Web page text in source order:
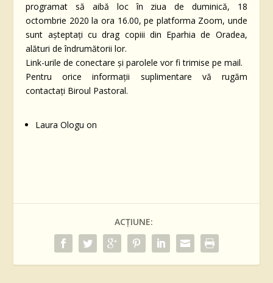
programat să aibă loc în ziua de duminică, 18
octombrie 2020 la ora 16.00, pe platforma Zoom, unde
sunt așteptați cu drag copiii din Eparhia de Oradea,
alături de îndrumătorii lor.
Link-urile de conectare și parolele vor fi trimise pe mail.
Pentru orice informații suplimentare vă rugăm
contactați Biroul Pastoral.
Laura Ologu on
ACȚIUNE: